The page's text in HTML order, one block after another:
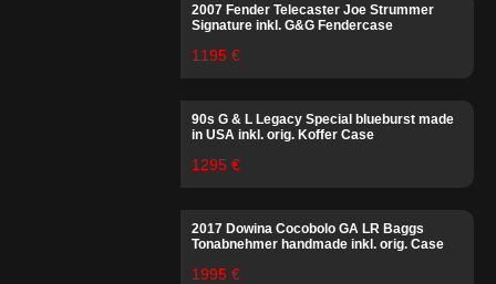
2007 Fender Telecaster Joe Strummer
Signature inkl. G&G Fendercase
1195 €
90s G & L Legacy Special blueburst made
in USA inkl. orig. Koffer Case
1295 €
2017 Dowina Cocobolo GA LR Baggs
Tonabnehmer handmade inkl. orig. Case
1995 €